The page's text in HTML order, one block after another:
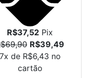
R$37,52 Pix
R$39,49
7x de R$6,43 no
cartão